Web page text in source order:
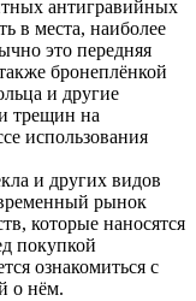
антигравийных
в места, наиболее
это передняя
бронеплёнкой
и другие
трещин на
использования
и других видов
рынок
которые наносятся
покупкой
ознакомиться с
о нём.